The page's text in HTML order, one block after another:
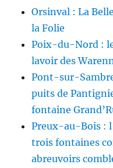
Orsinval : La
la Folie
Poix-du-Nord :
lavoir des
Pont-sur-
puits de
fontaine
Preux-au-Bois :
trois fontaines
abreuvoirs